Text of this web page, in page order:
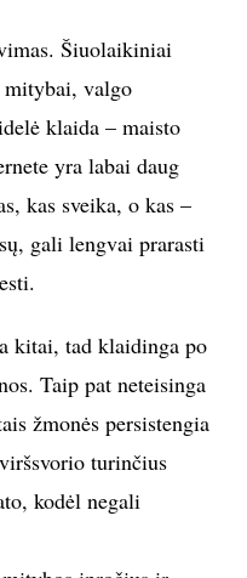
tinkančios
mityba turi būti
gali būti tinkančios
individualiai
esant sveikatos
mitybos
Šiuolaikiniai
valgo
klaida – maisto
yra labai daug
kas sveika, o kas –